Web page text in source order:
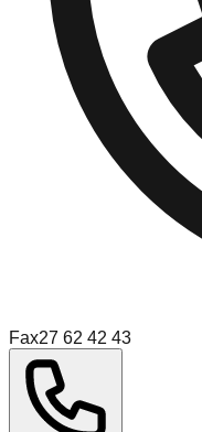
Fax27 62 42 43